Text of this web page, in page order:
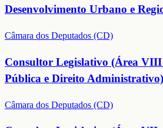
Desenvolvimento Urbano e
Câmara dos Deputados (CD)
Consultor Legislativo (Área
Pública e Direito Administrativo)
Câmara dos Deputados (CD)